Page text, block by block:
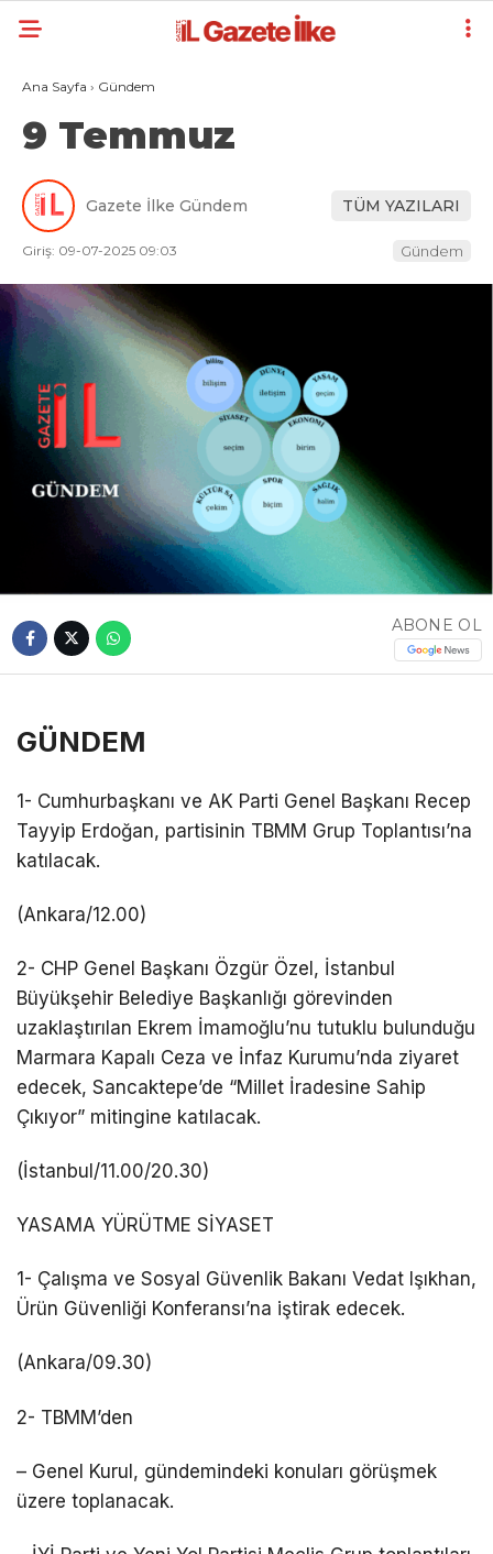
Ana Sayfa › Gündem
9 Temmuz
Gazete İlke Gündem TÜM YAZILARI
Giriş: 09-07-2025 09:03 Gündem
ABONE OL
GÜNDEM
1- Cumhurbaşkanı ve AK Parti Genel Başkanı Recep
Tayyip Erdoğan, partisinin TBMM Grup Toplantısı’na
katılacak.
(Ankara/12.00)
2- CHP Genel Başkanı Özgür Özel, İstanbul
Büyükşehir Belediye Başkanlığı görevinden
uzaklaştırılan Ekrem İmamoğlu’nu tutuklu bulunduğu
Marmara Kapalı Ceza ve İnfaz Kurumu’nda ziyaret
edecek, Sancaktepe’de “Millet İradesine Sahip
Çıkıyor” mitingine katılacak.
(İstanbul/11.00/20.30)
YASAMA YÜRÜTME SİYASET
1- Çalışma ve Sosyal Güvenlik Bakanı Vedat Işıkhan,
Ürün Güvenliği Konferansı’na iştirak edecek.
(Ankara/09.30)
2- TBMM’den
– Genel Kurul, gündemindeki konuları görüşmek
üzere toplanacak.